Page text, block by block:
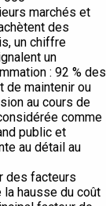
marchés et
des
un chiffre
un
: 92 % des
de maintenir ou
au cours de
comme
public et
au détail au
des facteurs
hausse du coût